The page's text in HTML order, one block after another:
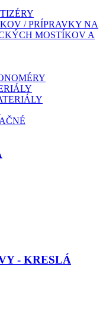
/ PRÍPRAVKY NA
MOSTÍKOV A
- KRESLÁ